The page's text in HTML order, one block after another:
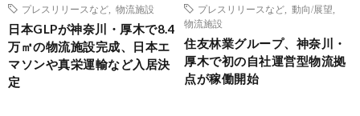
プレスリリースなど
物流施設
日本GLPが神奈川・厚木で8.4
万㎡の物流施設完成、日本エ
マソンや真栄運輸など入居決
定
プレスリリースなど
動向/展望
物流施設
住友林業グループ、神奈川・
厚木で初の自社運営型物流拠
点が稼働開始